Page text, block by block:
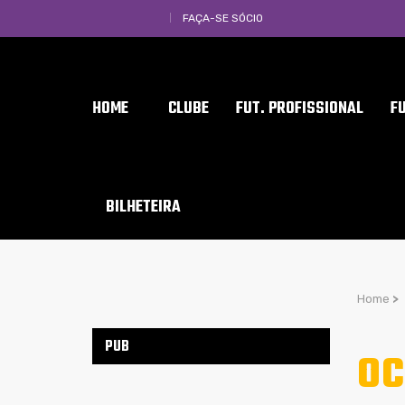
FAÇA-SE SÓCIO
HOME CLUBE FUT. PROFISSIONAL
BILHETEIRA
Home >
PUB